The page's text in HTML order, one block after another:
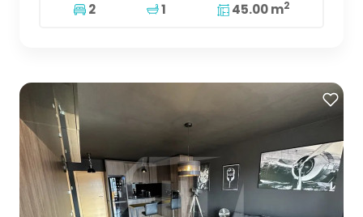
2 1 45.00 m2